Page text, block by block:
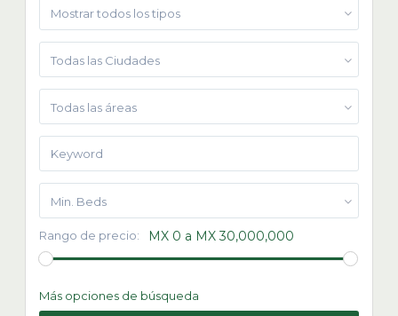
Mostrar todos los tipos
Todas las Ciudades
Todas las áreas
Min. Beds
Rango de precio: MX 0 a MX 30,000,000
Más opciones de búsqueda